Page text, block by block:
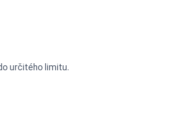
určitého limitu.